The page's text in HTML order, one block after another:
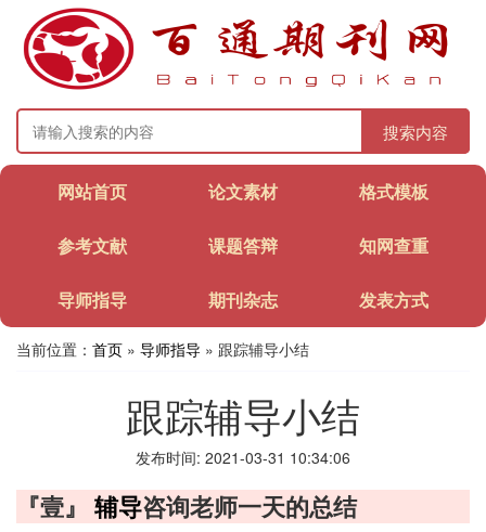
搜索内容
网站首页 论文素材 格式模板
参考文献 课题答辩 知网查重
导师指导 期刊杂志 发表方式
当前位置： 首页 » 导师指导 » 跟踪辅导小结
跟踪辅导小结
发布时间: 2021-03-31 10:34:06
『壹』 辅导咨询老师一天的总结